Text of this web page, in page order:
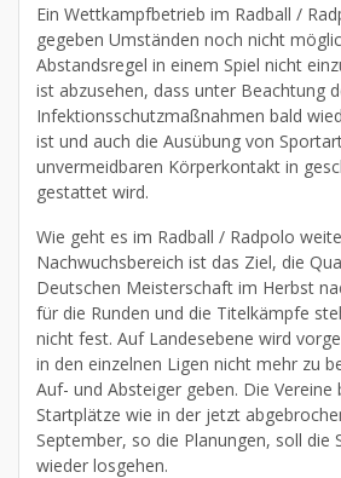
Ein Wettkampfbetrieb im Radball /
gegeben Umständen noch nicht
Abstandsregel in einem Spiel nicht
ist abzusehen, dass unter Beachtung
Infektionsschutzmaßnahmen bald
ist und auch die Ausübung von
unvermeidbaren Körperkontakt in
gestattet wird.
Wie geht es im Radball / Radpolo
Nachwuchsbereich ist das Ziel, die
Deutschen Meisterschaft im Herbst
für die Runden und die Titelkämpfe
nicht fest. Auf Landesebene wird
in den einzelnen Ligen nicht mehr zu
Auf- und Absteiger geben. Die Vereine
Startplätze wie in der jetzt
September, so die Planungen, soll die
wieder losgehen.